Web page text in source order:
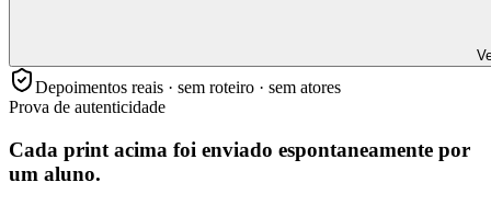
Depoimentos reais · sem roteiro · sem atores
Prova de autenticidade
Cada print acima foi enviado espontaneamente por
um aluno.